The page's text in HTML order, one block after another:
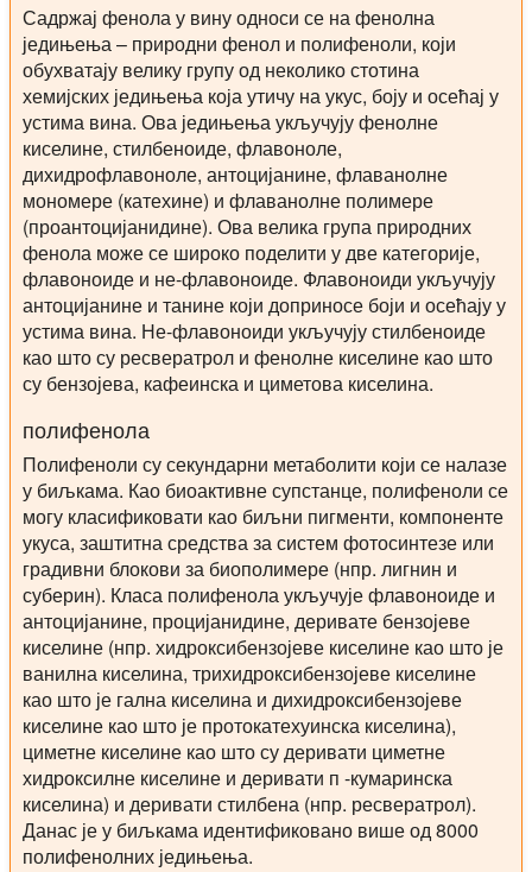
Садржај фенола у вину односи се на фенолна
једињења – природни фенол и полифеноли, који
обухватају велику групу од неколико стотина
хемијских једињења која утичу на укус, боју и осећај у
устима вина. Ова једињења укључују фенолне
киселине, стилбеноиде, флавоноле,
дихидрофлавоноле, антоцијанине, флаванолне
мономере (катехине) и флаванолне полимере
(проантоцијанидине). Ова велика група природних
фенола може се широко поделити у две категорије,
флавоноиде и не-флавоноиде. Флавоноиди укључују
антоцијанине и танине који доприносе боји и осећају у
устима вина. Не-флавоноиди укључују стилбеноиде
као што су ресвератрол и фенолне киселине као што
су бензојева, кафеинска и циметова киселина.
полифенола
Полифеноли су секундарни метаболити који се налазе
у биљкама. Као биоактивне супстанце, полифеноли се
могу класификовати као биљни пигменти, компоненте
укуса, заштитна средства за систем фотосинтезе или
градивни блокови за биополимере (нпр. лигнин и
суберин). Класа полифенола укључује флавоноиде и
антоцијанине, процијанидине, деривате бензојеве
киселине (нпр. хидроксибензојеве киселине као што је
ванилна киселина, трихидроксибензојеве киселине
као што је гална киселина и дихидроксибензојеве
киселине као што је протокатехуинска киселина),
циметне киселине као што су деривати циметне
хидроксилне киселине и деривати п -кумаринска
киселина) и деривати стилбена (нпр. ресвератрол).
Данас је у биљкама идентификовано више од 8000
полифенолних једињења.